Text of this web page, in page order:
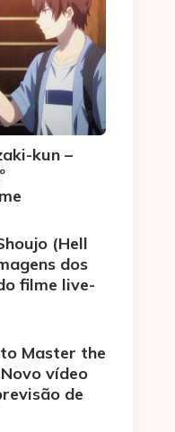
kun –
(Hell
dos
filme live-
Master the
vídeo
de